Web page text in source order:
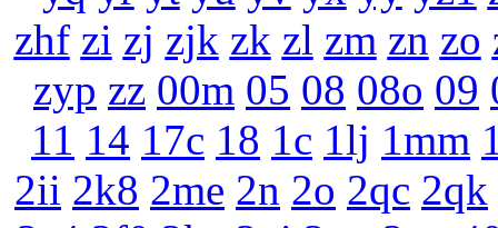
zhf zi zj zjk zk zl zm zn zo
zyp zz 00m 05 08 08o 09
11 14 17c 18 1c 1lj 1mm
2ii 2k8 2me 2n 2o 2qc 2qk